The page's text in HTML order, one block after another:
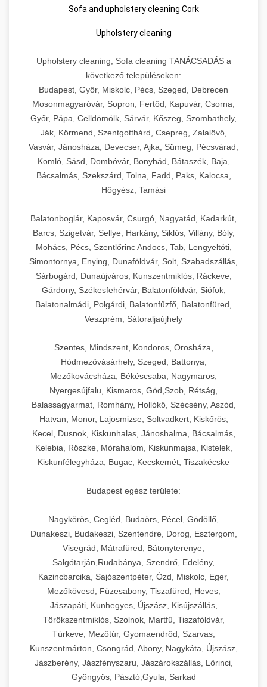
Sofa and upholstery cleaning Cork
Upholstery cleaning
Upholstery cleaning, Sofa cleaning TANÁCSADÁS a
következő településeken:
Budapest, Győr, Miskolc, Pécs, Szeged, Debrecen
Mosonmagyaróvár, Sopron, Fertőd, Kapuvár, Csorna,
Győr, Pápa, Celldömölk, Sárvár, Kőszeg, Szombathely,
Ják, Körmend, Szentgotthárd, Csepreg, Zalalövő,
Vasvár, Jánosháza, Devecser, Ajka, Sümeg, Pécsvárad,
Komló, Sásd, Dombóvár, Bonyhád, Bátaszék, Baja,
Bácsalmás, Szekszárd, Tolna, Fadd, Paks, Kalocsa,
Hőgyész, Tamási
Balatonboglár, Kaposvár, Csurgó, Nagyatád, Kadarkút,
Barcs, Szigetvár, Sellye, Harkány, Siklós, Villány, Bóly,
Mohács, Pécs, Szentlőrinc Andocs, Tab, Lengyeltóti,
Simontornya, Enying, Dunaföldvár, Solt, Szabadszállás,
Sárbogárd, Dunaújváros, Kunszentmiklós, Ráckeve,
Gárdony, Székesfehérvár, Balatonföldvár, Siófok,
Balatonalmádi, Polgárdi, Balatonfűzfő, Balatonfüred,
Veszprém, Sátoraljaújhely
Szentes, Mindszent, Kondoros, Orosháza,
Hódmezővásárhely, Szeged, Battonya,
Mezőkovácsháza, Békéscsaba, Nagymaros,
Nyergesújfalu, Kismaros, Göd,Szob, Rétság,
Balassagyarmat, Romhány, Hollókő, Szécsény, Aszód,
Hatvan, Monor, Lajosmizse, Soltvadkert, Kiskőrös,
Kecel, Dusnok, Kiskunhalas, Jánoshalma, Bácsalmás,
Kelebia, Röszke, Mórahalom, Kiskunmajsa, Kistelek,
Kiskunfélegyháza, Bugac, Kecskemét, Tiszakécske
Budapest egész területe:
Nagykörös, Cegléd, Budaörs, Pécel, Gödöllő,
Dunakeszi, Budakeszi, Szentendre, Dorog, Esztergom,
Visegrád, Mátrafüred, Bátonyterenye,
Salgótarján,Rudabánya, Szendrő, Edelény,
Kazincbarcika, Sajószentpéter, Ózd, Miskolc, Eger,
Mezőkövesd, Füzesabony, Tiszafüred, Heves,
Jászapáti, Kunhegyes, Újszász, Kisújszállás,
Törökszentmiklós, Szolnok, Martfű, Tiszaföldvár,
Túrkeve, Mezőtúr, Gyomaendrőd, Szarvas,
Kunszentmárton, Csongrád, Abony, Nagykáta, Újszász,
Jászberény, Jászfényszaru, Jászárokszállás, Lőrinci,
Gyöngyös, Pásztó,Gyula, Sarkad